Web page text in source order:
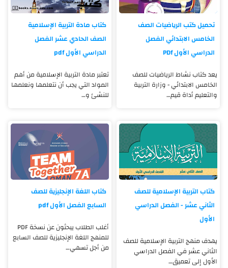
تحميل كتب الرياضيات الصف
الخامس الابتدائي الفصل
الدراسي الأول PDf
يعد كتاب نشاط الرياضيات للصف
الخامس الابتدائي - وزارة التربية
والتعليم أداة قيم…
كتاب مادة التربية الإسلامية
الصف الحادي عشر الفصل
الدراسي الأول pdf
تعتبر مادة التربية الإسلامية من أهم
المواد التي يجب أن نتعلمها ونعلمها
للنشئ و…
كتاب التربية الإسلامية للصف
الثاني عشر - الفصل الدراسي
الأول
يهدف منهج التربية الإسلامية للصف
الثاني عشر في الفصل الدراسي
الأول إلى تعميق…
كتاب اللغة الإنجليزية للصف
السابع الفصل الأول pdf
أغلب الطلاب يبحثون عن نسخة PDF
للمنهج اللغة الإنجليزية للصف السابع
من أجل تسهي…